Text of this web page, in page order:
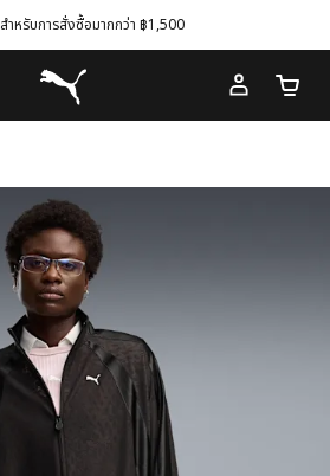
สำหรับการสั่งซื้อมากกว่า ฿1,500
Puma โฮม
จำนว